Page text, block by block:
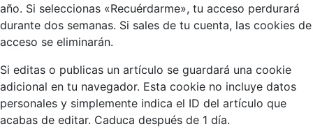
año. Si seleccionas «Recuérdarme», tu acceso perdurará
durante dos semanas. Si sales de tu cuenta, las cookies de
acceso se eliminarán.
Si editas o publicas un artículo se guardará una cookie
adicional en tu navegador. Esta cookie no incluye datos
personales y simplemente indica el ID del artículo que
acabas de editar. Caduca después de 1 día.